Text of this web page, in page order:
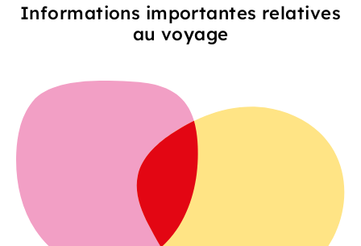
Informations importantes relatives
au voyage